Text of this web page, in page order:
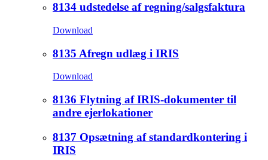
8134 udstedelse af regning/salgsfaktura
Download
8135 Afregn udlæg i IRIS
Download
8136 Flytning af IRIS-dokumenter til
andre ejerlokationer
8137 Opsætning af standardkontering i
IRIS